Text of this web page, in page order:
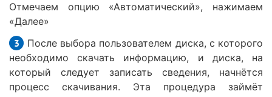
Отмечаем опцию «Автоматический», нажимаем
«Далее»
После выбора пользователем диска, с которого
необходимо скачать информацию, и диска, на
который следует записать сведения, начнётся
процесс скачивания. Эта процедура займёт